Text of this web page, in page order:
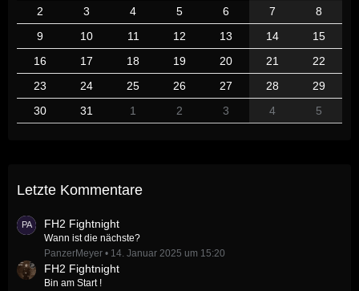
2
3 4 5 6 7
8
9
10 11 12 13 14
15
16
17 18 19 20 21
22
23
24 25 26 27 28
29
30
31 1 2 3 4 5
Letzte Kommentare
FH2 Fightnight
Wann ist die nächste?
PanzerMeyer
14. Januar 2025 um 15:20
FH2 Fightnight
Bin am Start !